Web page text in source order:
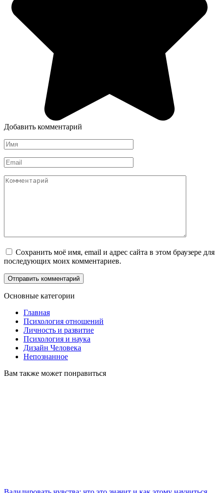
Добавить комментарий
Имя
*
Email
*
Комментарий
Сохранить моё имя, email и адрес сайта в этом браузере для
последующих моих комментариев.
Основные категории
Главная
Психология отношений
Личность и развитие
Психология и наука
Дизайн Человека
Непознанное
Вам также может понравиться